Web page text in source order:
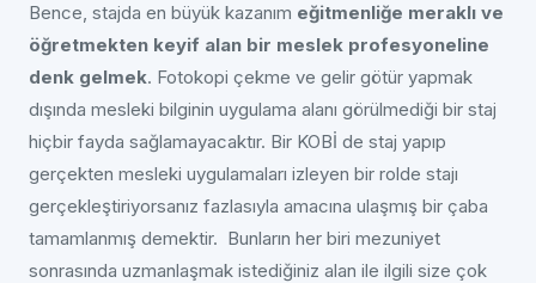
Bence, stajda en büyük kazanım eğitmenliğe meraklı ve
öğretmekten keyif alan bir meslek profesyoneline
denk gelmek. Fotokopi çekme ve gelir götür yapmak
dışında mesleki bilginin uygulama alanı görülmediği bir staj
hiçbir fayda sağlamayacaktır. Bir KOBİ de staj yapıp
gerçekten mesleki uygulamaları izleyen bir rolde stajı
gerçekleştiriyorsanız fazlasıyla amacına ulaşmış bir çaba
tamamlanmış demektir. Bunların her biri mezuniyet
sonrasında uzmanlaşmak istediğiniz alan ile ilgili size çok